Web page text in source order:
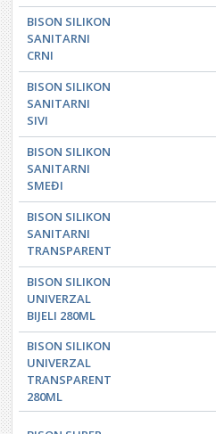
BISON SILIKON
SANITARNI
CRNI
BISON SILIKON
SANITARNI
SIVI
BISON SILIKON
SANITARNI
SMEĐI
BISON SILIKON
SANITARNI
TRANSPARENT
BISON SILIKON
UNIVERZAL
BIJELI 280ML
BISON SILIKON
UNIVERZAL
TRANSPARENT
280ML